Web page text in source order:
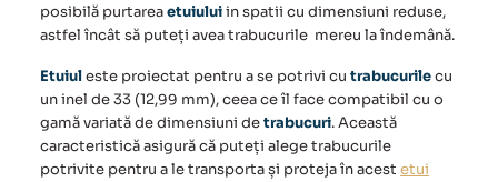
posibilă purtareaetuiuluiin spatii cu dimensiuni reduse,
astfel încât să puteți avea trabucurile mereu la îndemână.
Etuiuleste proiectat pentru a se potrivi cu trabucurilecu
un inel de 33 (12,99 mm), ceea ce îl face compatibil cu o
gamă variată de dimensiuni detrabucuri. Această
caracteristică asigură că puteți alege trabucurile
potrivite pentru a le transporta și proteja în acest etui